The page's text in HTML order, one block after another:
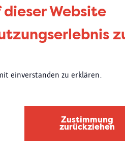
Website
einverstanden zu erklären.
Zustimmung
zurückziehen
Am
des